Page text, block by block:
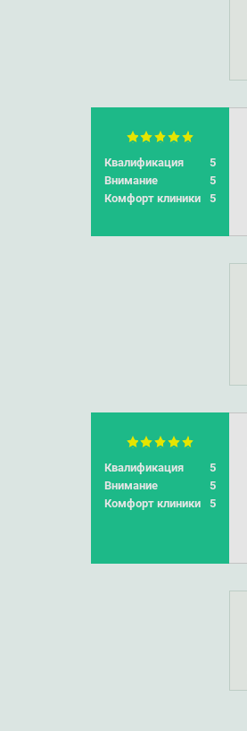
Квалификация
5
Внимание
5
Комфорт клиники
5
Квалификация
5
Внимание
5
Комфорт клиники
5